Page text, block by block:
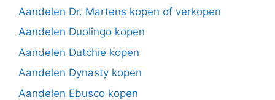
Aandelen Dr. Martens kopen of verkopen
Aandelen Duolingo kopen
Aandelen Dutchie kopen
Aandelen Dynasty kopen
Aandelen Ebusco kopen